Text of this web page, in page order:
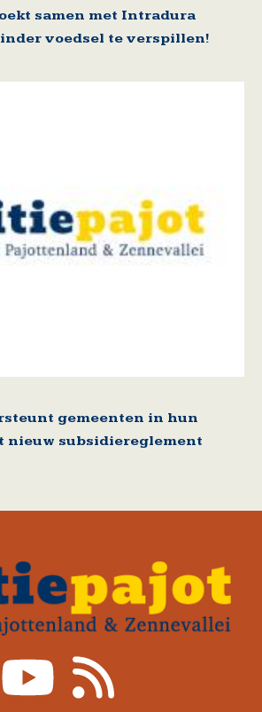
samen met Intradura
voedsel te verspillen!
gemeenten in hun
nieuw subsidiereglement